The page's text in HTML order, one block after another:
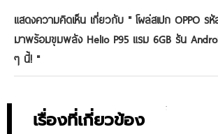
แสดงความคิดเห็น เกี่ยวกับ " โผล่สเปก OPPO รหั
มาพร้อมขุมพลัง Helio P95 แรม 6GB รัน
ๆ นี้! "
เรื่องที่เกี่ยวข้อง